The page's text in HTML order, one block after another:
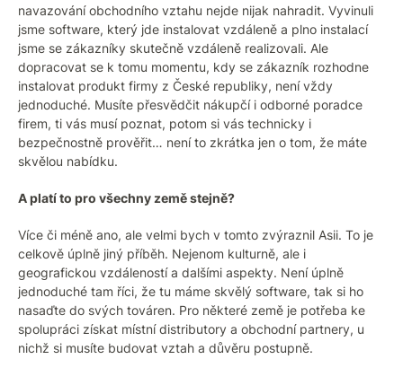
navazování obchodního vztahu nejde nijak nahradit. Vyvinuli
jsme software, který jde instalovat vzdáleně a plno instalací
jsme se zákazníky skutečně vzdáleně realizovali. Ale
dopracovat se k tomu momentu, kdy se zákazník rozhodne
instalovat produkt firmy z České republiky, není vždy
jednoduché. Musíte přesvědčit nákupčí i odborné poradce
firem, ti vás musí poznat, potom si vás technicky i
bezpečnostně prověřit… není to zkrátka jen o tom, že máte
skvělou nabídku.
A platí to pro všechny země stejně?
Více či méně ano, ale velmi bych v tomto zvýraznil Asii. To je
celkově úplně jiný příběh. Nejenom kulturně, ale i
geografickou vzdáleností a dalšími aspekty. Není úplně
jednoduché tam říci, že tu máme skvělý software, tak si ho
nasaďte do svých továren. Pro některé země je potřeba ke
spolupráci získat místní distributory a obchodní partnery, u
nichž si musíte budovat vztah a důvěru postupně.